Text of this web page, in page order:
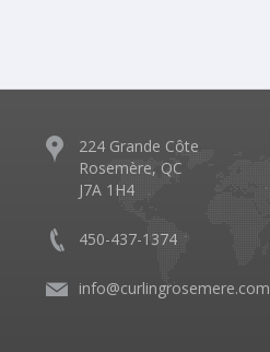
224 Grande Côte
Rosemère, QC
J7A 1H4
450-437-1374
info@curlingrosemere.com